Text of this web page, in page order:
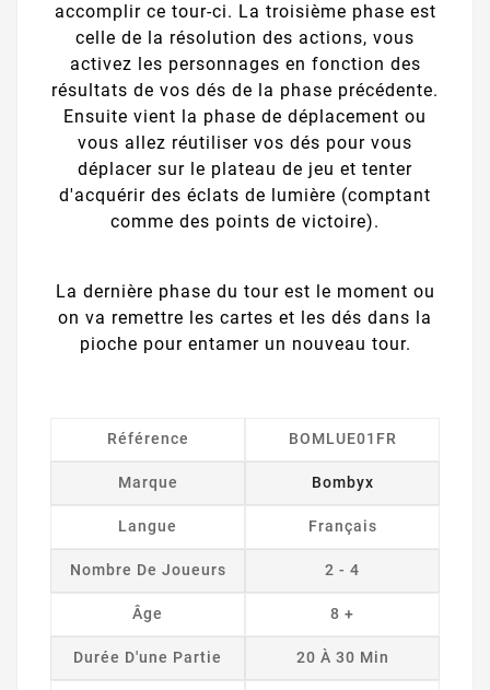
accomplir ce tour-ci. La troisième phase est
celle de la résolution des actions, vous
activez les personnages en fonction des
résultats de vos dés de la phase précédente.
Ensuite vient la phase de déplacement ou
vous allez réutiliser vos dés pour vous
déplacer sur le plateau de jeu et tenter
d'acquérir des éclats de lumière (comptant
comme des points de victoire).
La dernière phase du tour est le moment ou
on va remettre les cartes et les dés dans la
pioche pour entamer un nouveau tour.
Référence BOMLUE01FR
Marque Bombyx
Langue Français
Nombre De Joueurs 2 - 4
Âge 8 +
Durée D'une Partie 20 À 30 Min